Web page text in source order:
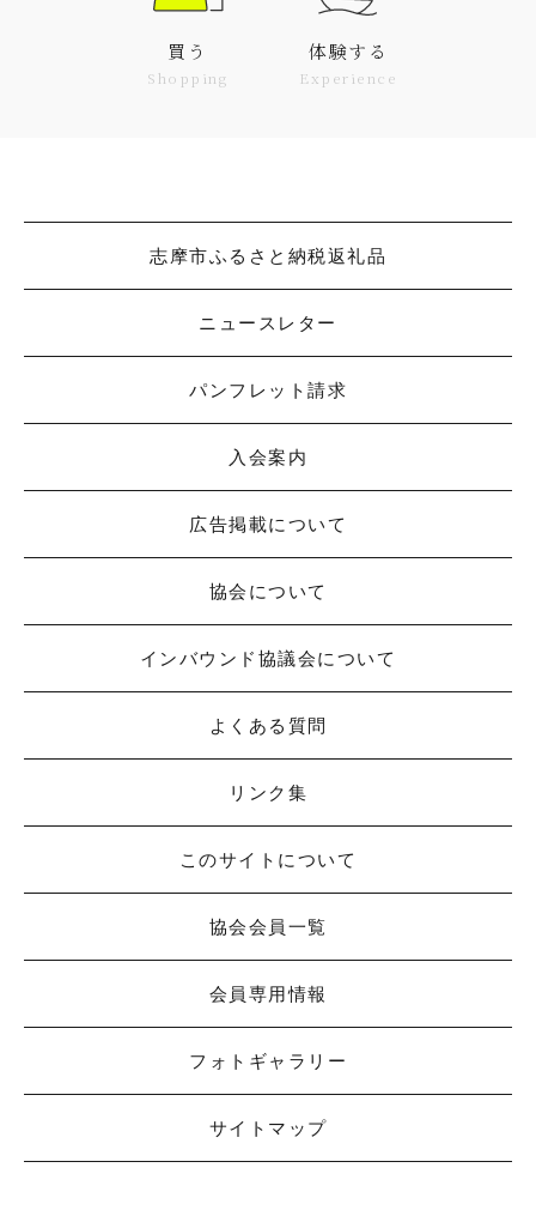
買う
Shopping
体験する
Experience
志摩市ふるさと納税返礼品
ニュースレター
パンフレット請求
入会案内
広告掲載について
協会について
インバウンド協議会について
よくある質問
リンク集
このサイトについて
協会会員一覧
会員専用情報
フォトギャラリー
サイトマップ